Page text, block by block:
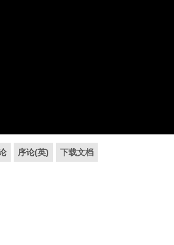
序论(英) 下载文档